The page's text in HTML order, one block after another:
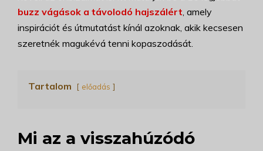
buzz vágások a távolodó hajszálért, amely
inspirációt és útmutatást kínál azoknak, akik kecsesen
szeretnék magukévá tenni kopaszodását.
Tartalom előadás
Mi az a visszahúzódó